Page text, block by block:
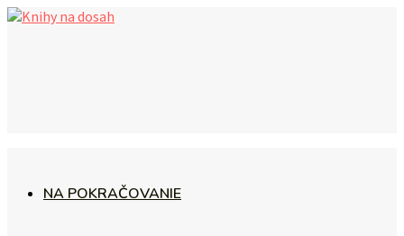
NA POKRAČOVANIE